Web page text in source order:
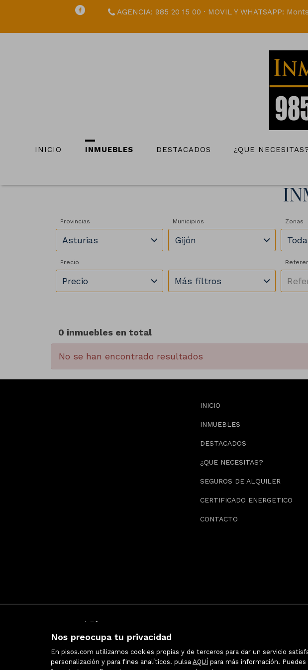
Nos preocupa tu privacidad
En pisos.com utilizamos cookies propias y de terceros para dar un servicio
personalización y para fines analíticos. pulsa AQUÍ para más información.
AGENCIA: 985 20 15 00 · MOVIL Y WHATSAPP:
INICIO INMUEBLES DESTACADOS ¿QUE
Provincias
Asturias
Municipios
Gijón
Zonas
Precio
Precio Más filtros
0 inmuebles en total
No se han encontrado resultados
INICIO
INMUEBLES
DESTACADOS
¿QUE NECESITAS?
SEGUROS DE ALQUILER
CERTIFICADO ENERGETICO
CONTACTO